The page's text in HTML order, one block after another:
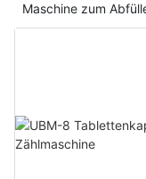
Maschine zum